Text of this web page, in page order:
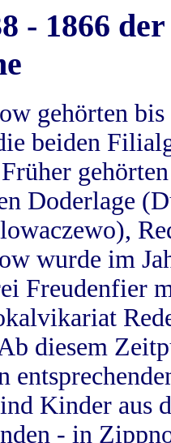
- 1866
gehörten
beiden
Doderlage
wurde im
Freudenfier
diesem
Kinder aus
- in